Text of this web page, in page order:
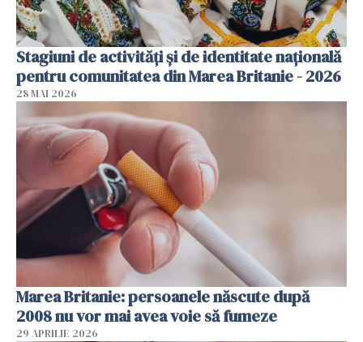
Stagiuni de activități și de identitate națională
pentru comunitatea din Marea Britanie - 2026
28 MAI 2026
Marea Britanie: persoanele născute după
2008 nu vor mai avea voie să fumeze
29 APRILIE 2026